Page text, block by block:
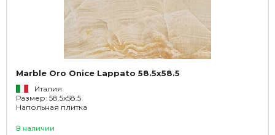
Marble Oro Onice Lappato 58.5x58.5
Италия
Размер: 58.5x58.5
Напольная плитка
В наличии